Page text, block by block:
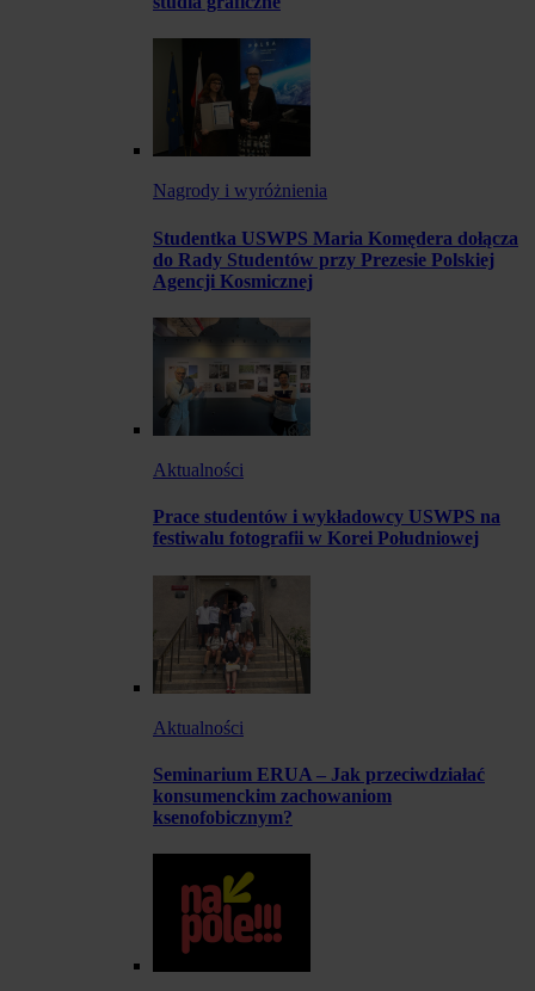
Nagrody i wyróżnienia
Studentka USWPS Maria Komędera dołącza
do Rady Studentów przy Prezesie Polskiej
Agencji Kosmicznej
Aktualności
Prace studentów i wykładowcy USWPS na
festiwalu fotografii w Korei Południowej
Aktualności
Seminarium ERUA – Jak przeciwdziałać
konsumenckim zachowaniom
ksenofobicznym?